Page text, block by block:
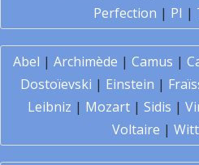
Perfection | PI |
Abel | Archimède | Camus |
Dostoïevski | Einstein |
Leibniz | Mozart | Sidis |
Voltaire |